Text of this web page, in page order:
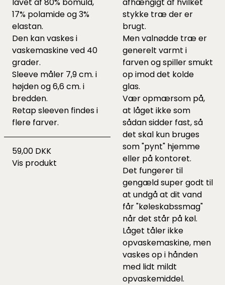
17% polamide og 3%
elastan.
Den kan vaskes i
vaskemaskine ved 40
grader.
Sleeve måler 7,9 cm. i
højden og 6,6 cm. i
bredden.
Retap sleeven findes i
flere farver.
59,00 DKK
Vis produkt
stykke træ der er
brugt.
Men valnødde træ er
generelt varmt i
farven og spiller smukt
op imod det kolde
glas.
Vær opmærsom på,
at låget ikke som
sådan sidder fast, så
det skal kun bruges
som "pynt" hjemme
eller på kontoret.
Det fungerer til
gengæld super godt til
at undgå at dit vand
får "køleskabssmag"
når det står på køl.
Låget tåler ikke
opvaskemaskine, men
vaskes op i hånden
med lidt mildt
opvaskemiddel.